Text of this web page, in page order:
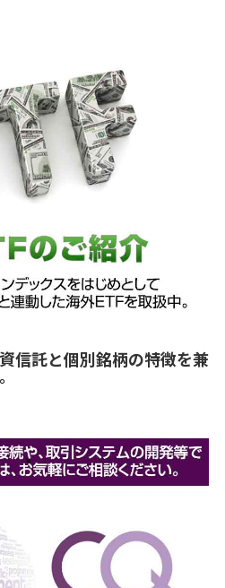
信託と個別銘柄の特徴を兼